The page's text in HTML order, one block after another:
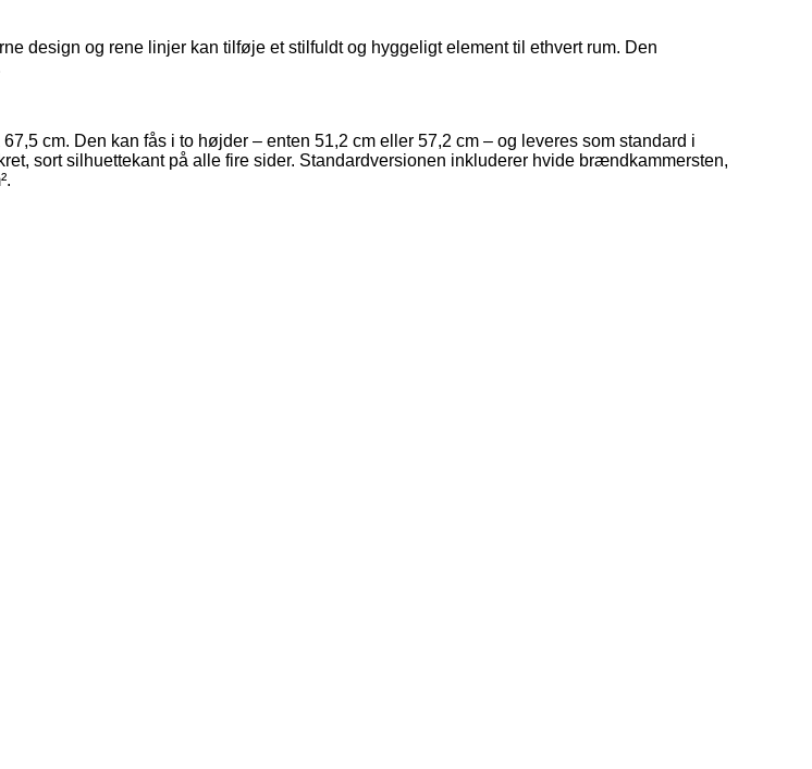
design og rene linjer kan tilføje et stilfuldt og hyggeligt element til ethvert rum. Den
cm. Den kan fås i to højder – enten 51,2 cm eller 57,2 cm – og leveres som standard i
sort silhuettekant på alle fire sider. Standardversionen inkluderer hvide brændkammersten,